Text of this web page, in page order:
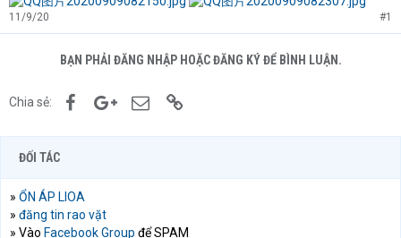
11/9/20 #1
BẠN PHẢI ĐĂNG NHẬP HOẶC ĐĂNG KÝ ĐỂ BÌNH LUẬN.
Chia sẻ: FacebookGoogle+Email
ĐỐI TÁC
» ỔN ÁP LIOA
» đăng tin rao vặt
» Vào Facebook Group để SPAM